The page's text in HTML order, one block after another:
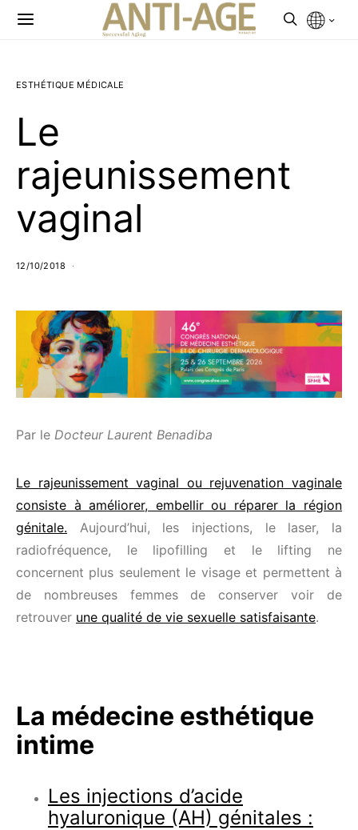
ESTHÉTIQUE MÉDICALE
Le
rajeunissement
vaginal
12/10/2018
Par le Docteur Laurent Benadiba
Le rajeunissement vaginal ou rejuvenation vaginale
consiste à améliorer, embellir ou réparer la région
génitale. Aujourd’hui, les injections, le laser, la
radiofréquence, le lipofilling et le lifting ne
concernent plus seulement le visage et permettent à
de nombreuses femmes de conserver voir de
retrouver une qualité de vie sexuelle satisfaisante.
La médecine esthétique
intime
Les injections d’acide
hyaluronique (AH) génitales :